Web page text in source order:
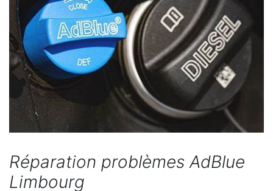
Réparation problèmes AdBlue
Limbourg